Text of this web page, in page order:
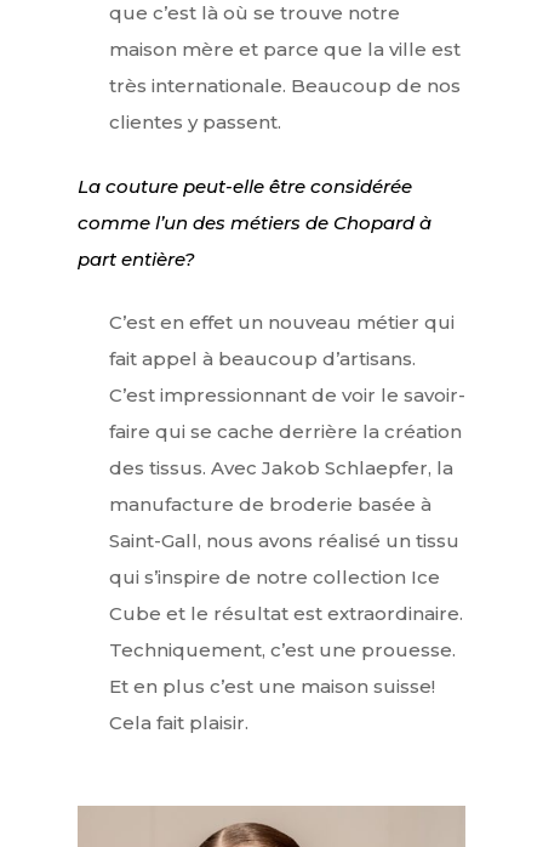
que c’est là où se trouve notre
maison mère et parce que la ville est
très internationale. Beaucoup de nos
clientes y passent.
La couture peut-elle être considérée
comme l’un des métiers de Chopard à
part entière?
C’est en effet un nouveau métier qui
fait appel à beaucoup d’artisans.
C’est impressionnant de voir le savoir-
faire qui se cache derrière la création
des tissus. Avec Jakob Schlaepfer, la
manufacture de broderie basée à
Saint-Gall, nous avons réalisé un tissu
qui s’inspire de notre collection Ice
Cube et le résultat est extraordinaire.
Techniquement, c’est une prouesse.
Et en plus c’est une maison suisse!
Cela fait plaisir.